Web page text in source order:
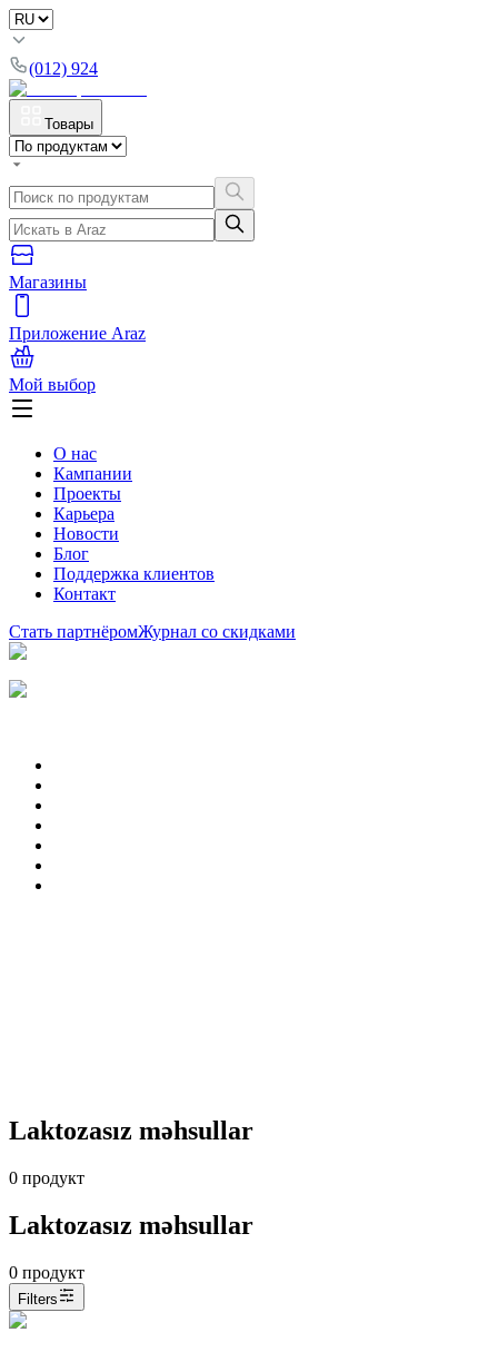
(012) 924
Товары
Магазины
Приложение Araz
Мой выбор
О нас
Кампании
Проекты
Карьера
Новости
Блог
Поддержка клиентов
Контакт
Стать партнёромЖурнал со скидками
Laktozasız məhsullar
0 продукт
Laktozasız məhsullar
0 продукт
Filters